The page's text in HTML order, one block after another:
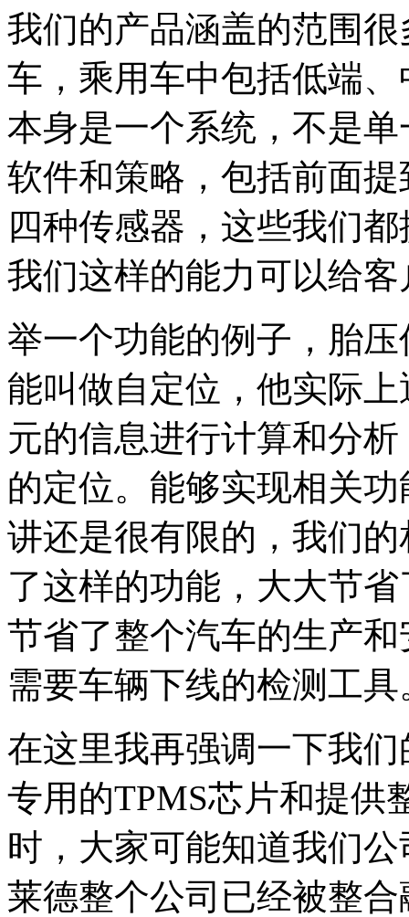
我们的产品涵盖的范围
车，乘用车中包括低端
本身是一个系统，不是
软件和策略，包括前面
四种传感器，这些我们
我们这样的能力可以给
举一个功能的例子，胎
能叫做自定位，他实际
元的信息进行计算和分
的定位。能够实现相关
讲还是很有限的，我们
了这样的功能，大大节
节省了整个汽车的生产
需要车辆下线的检测工具
在这里我再强调一下我
专用的TPMS芯片和提供
时，大家可能知道我们
莱德整个公司已经被整